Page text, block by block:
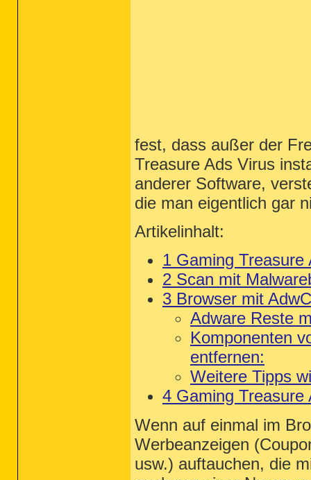
fest, dass außer der
Treasure Ads Virus
anderer Software,
die man eigentlich gar
Artikelinhalt:
1 Gaming
2 Scan mit
3 Browser mit
Adware Reste
Komponenten
entfernen:
Weitere Tipps
4 Gaming
Wenn auf einmal im
Werbeanzeigen
usw.) auftauchen, die